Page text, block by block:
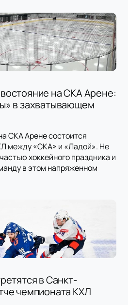
на СКА Арене:
в захватывающем
СКА Арене состоится
между «СКА» и «Ладой». Не
хоккейного праздника и
в этом напряженном
в Санкт-
чемпионата КХЛ